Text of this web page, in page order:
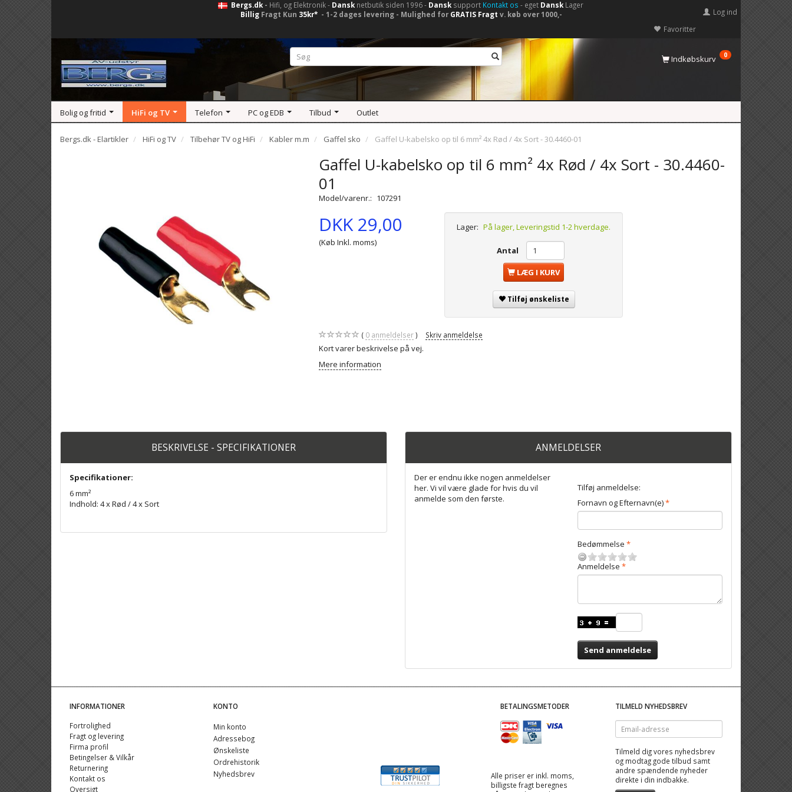
Bergs.dk- Hifi, og Elektronik - Dansknetbutik siden 1996 - Dansksupport Kontakt os - eget DanskLager
Billig Fragt Kun 35kr* - 1-2 dages levering - Mulighed for GRATIS Fragt v. køb over 1000,-
Favoritter
Log ind
Indkøbskurv 0
Bolig og fritid HiFi og TV Telefon PC og EDB Tilbud Outlet
Bergs.dk - Elartikler HiFi og TV Tilbehør TV og HiFi Kabler m.m Gaffel sko Gaffel U-kabelsko op til 6 mm² 4x Rød / 4x Sort - 30.4460-01
Gaffel U-kabelsko op til 6 mm² 4x Rød / 4x Sort - 30.4460-
01
Model/varenr.: 107291
DKK 29,00
(Køb Inkl. moms)
Lager: På lager, Leveringstid 1-2 hverdage.
Antal
LÆG I KURV
Tilføj ønskeliste
0anmeldelser Skriv anmeldelse
Kort varer beskrivelse på vej.
Mere information
BESKRIVELSE - SPECIFIKATIONER
Specifikationer:
6 mm²
Indhold: 4 x Rød / 4 x Sort
ANMELDELSER
Der er endnu ikke nogen anmeldelser
her. Vi vil være glade for hvis du vil
anmelde som den første.
Tilføj anmeldelse:
Fornavn og Efternavn(e)
Bedømmelse
Anmeldelse
Send anmeldelse
INFORMATIONER
Fortrolighed
Fragt og levering
Firma profil
Betingelser & Vilkår
Returnering
Kontakt os
Oversigt
KONTO
Min konto
Adressebog
Ønskeliste
Ordrehistorik
Nyhedsbrev
BETALINGSMETODER
Alle priser er inkl. moms,
billigste fragt beregnes
TILMELD NYHEDSBREV
Email-
adresse
Tilmeld dig vores nyhedsbrev
og modtag gode tilbud samt
andre spændende nyheder
direkte i din indbakke.